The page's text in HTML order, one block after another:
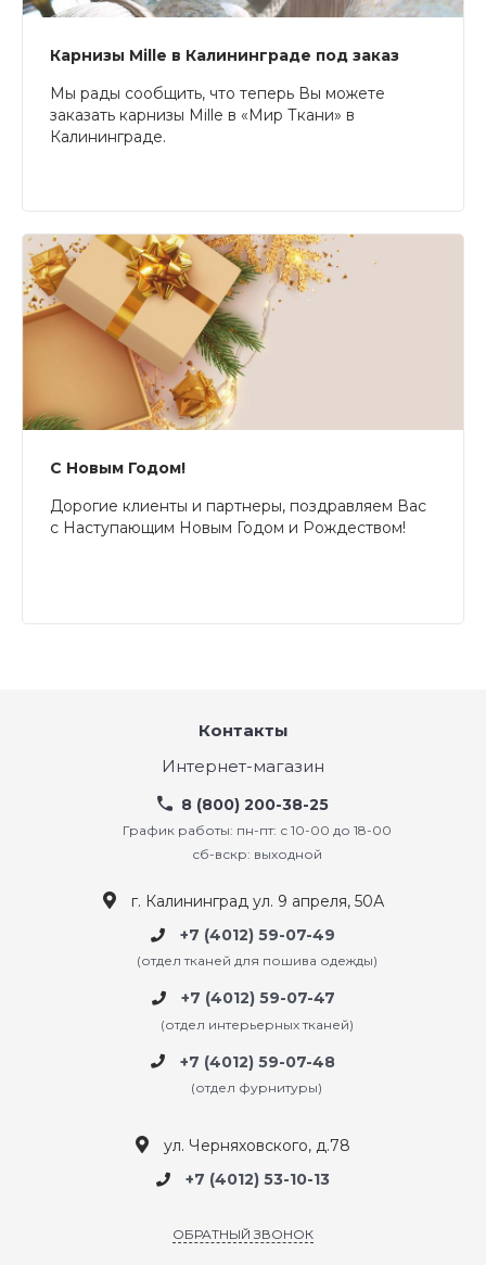
Карнизы Mille в Калининграде под заказ
Мы рады сообщить, что теперь Вы можете
заказать карнизы Mille в «Мир Ткани» в
Калининграде.
С Новым Годом!
Дорогие клиенты и партнеры, поздравляем Вас
с Наступающим Новым Годом и Рождеством!
Контакты
Интернет-магазин
8 (800) 200-38-25
График работы: пн-пт: с 10-00 до 18-00
сб-вскр: выходной
г. Калининград ул. 9 апреля, 50А
+7 (4012) 59-07-49
(отдел тканей для пошива одежды)
+7 (4012) 59-07-47
(отдел интерьерных тканей)
+7 (4012) 59-07-48
(отдел фурнитуры)
ул. Черняховского, д.78
+7 (4012) 53-10-13
ОБРАТНЫЙ ЗВОНОК